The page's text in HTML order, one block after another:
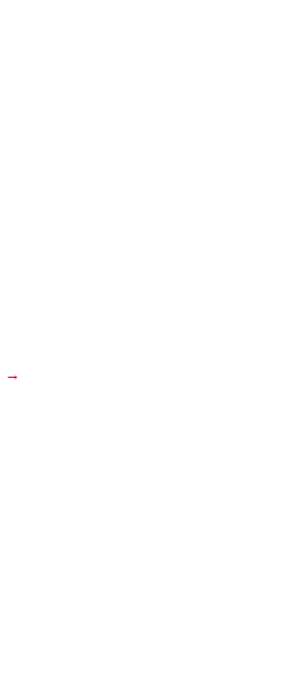
→